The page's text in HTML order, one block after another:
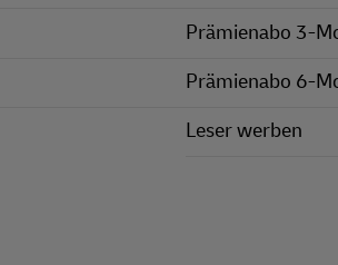
Prämienabo 3-
Prämienabo 6-
Leser werben